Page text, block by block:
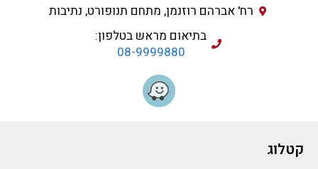
רח' אברהם רוזנמן, מתחם תנופורט, נתיבות
בתיאום מראש בטלפון:
08-9999880
קטלוג